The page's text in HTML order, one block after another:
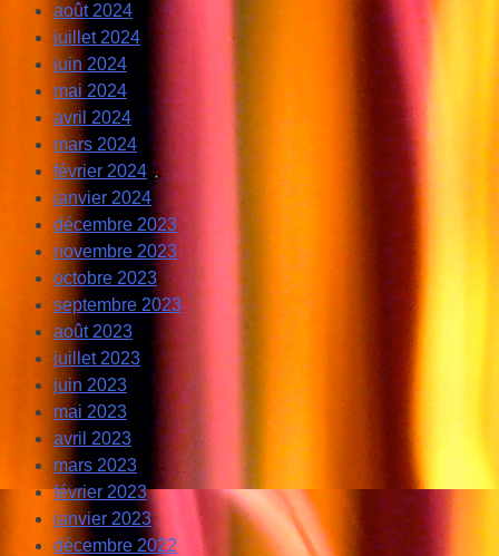
août 2024
juillet 2024
juin 2024
mai 2024
avril 2024
mars 2024
février 2024
janvier 2024
décembre 2023
novembre 2023
octobre 2023
septembre 2023
août 2023
juillet 2023
juin 2023
mai 2023
avril 2023
mars 2023
février 2023
janvier 2023
décembre 2022